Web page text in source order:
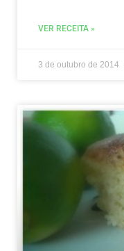
VER RECEITA »
3 de outubro de 2014